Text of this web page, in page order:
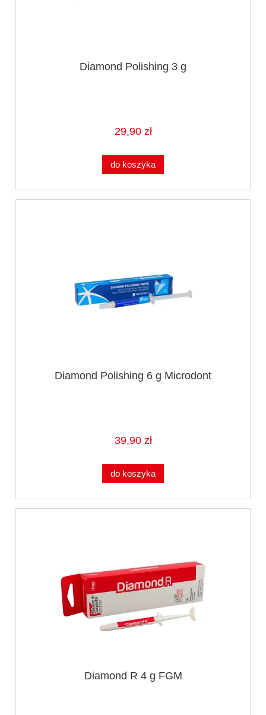
Diamond Polishing 3 g
29,90 zł
do koszyka
Diamond Polishing 6 g Microdont
39,90 zł
do koszyka
Diamond R 4 g FGM